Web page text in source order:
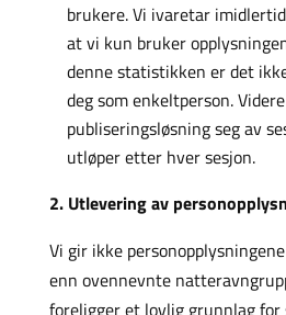
brukere. Vi ivaretar
at vi kun bruker
denne statistikken er det
deg som enkeltperson.
publiseringsløsning seg av
utløper etter hver sesjon.
2. Utlevering av
Vi gir ikke
enn ovennevnte
foreligger et lovlig grunnlag